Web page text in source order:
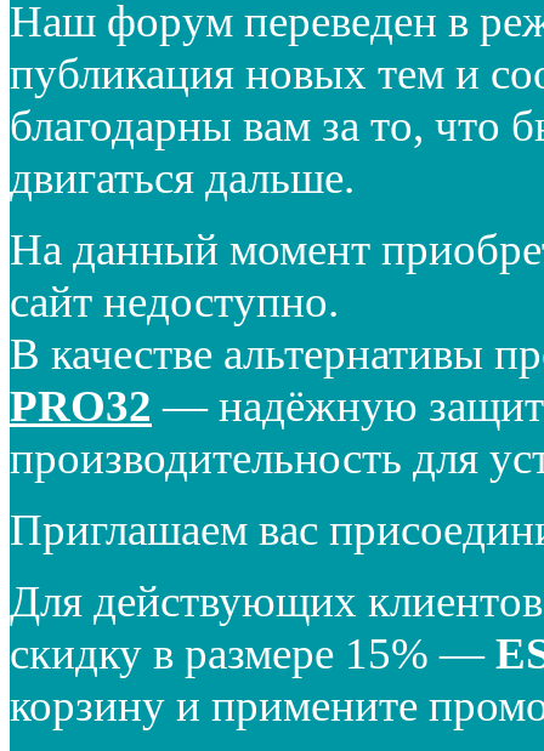
Наш форум переведен в
публикация новых тем и
благодарны вам за то, что
двигаться дальше.
На данный момент
сайт недоступно.
В качестве альтернативы
PRO32 — надёжную
производительность для
Приглашаем вас
Для действующих
скидку в размере 15% —
корзину и примените